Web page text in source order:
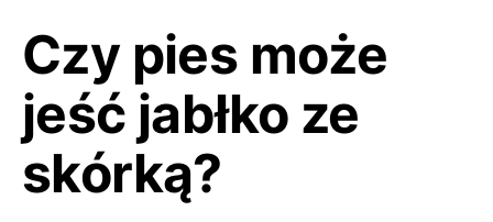
Czy pies może
jeść jabłko ze
skórką?